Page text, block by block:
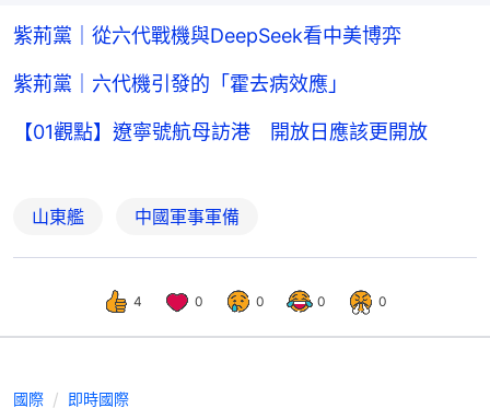
紫荊黨｜從六代戰機與DeepSeek看中美博弈
紫荊黨｜六代機引發的「霍去病效應」
【01觀點】遼寧號航母訪港 開放日應該更開放
山東艦 中國軍事軍備
4 0 0 0 0
國際 即時國際